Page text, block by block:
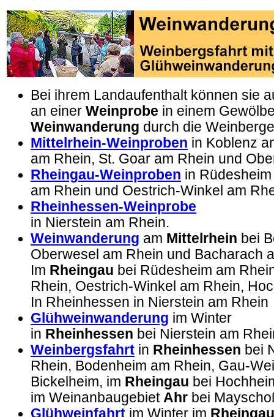
Bei ihrem Landaufenthalt können sie
an einer Weinprobe in einem
Weinwanderung durch die
Mittelrhein-Weinproben in Koblenz
am Rhein, St. Goar am Rhein und
Rheingau-Weinproben in
am Rhein und Oestrich-Winkel am
Rheinhessen-Weinprobe
in Nierstein am Rhein.
Weinwanderung am Mittelrhein bei
Oberwesel am Rhein und Bacharach
Im Rheingau bei Rüdesheim am
Rhein, Oestrich-Winkel am Rhein,
In Rheinhessen in Nierstein am Rhein
Glühweinwanderung im Winter
in Rheinhessen bei Nierstein am
Weinbergsfahrt in Rheinhessen bei
Rhein, Bodenheim am Rhein, Gau-
Bickelheim, im Rheingau bei
im Weinanbaugebiet Ahr bei
Glühweinfahrt im Winter im Rheingau